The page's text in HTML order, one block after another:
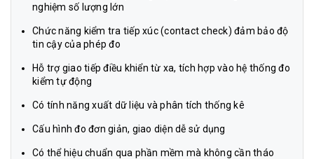
nghiệm số lượng lớn
Chức năng kiểm tra tiếp xúc (contact check) đảm bảo độ
tin cậy của phép đo
Hỗ trợ giao tiếp điều khiển từ xa, tích hợp vào hệ thống đo
kiểm tự động
Có tính năng xuất dữ liệu và phân tích thống kê
Cấu hình đo đơn giản, giao diện dễ sử dụng
Có thể hiệu chuẩn qua phần mềm mà không cần tháo